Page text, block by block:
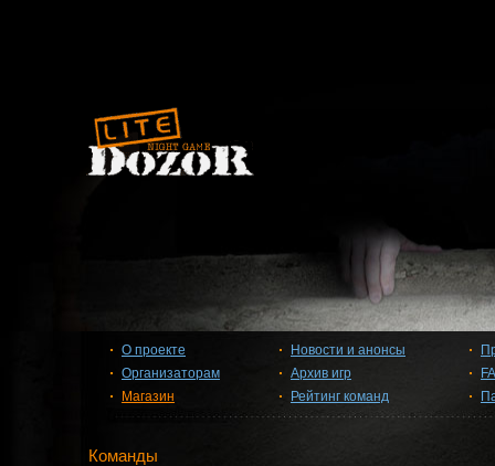
О проекте
Организаторам
Магазин
Новости и анонсы
Архив игр
Рейтинг команд
Команды